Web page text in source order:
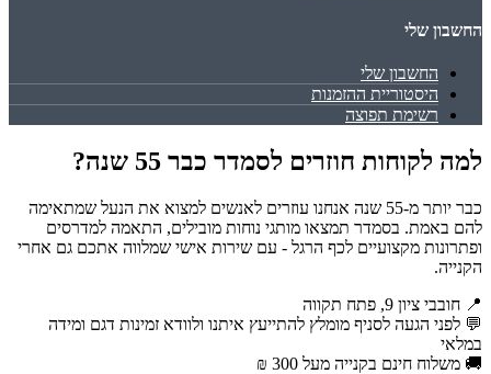
החשבון שלי
החשבון שלי
היסטוריית ההזמנות
רשימת תפוצה
למה לקוחות חוזרים לסמדר כבר 55 שנה?
כבר יותר מ-55 שנה אנחנו עוזרים לאנשים למצוא את הנעל שמתאימה
להם באמת. בסמדר תמצאו מותגי נוחות מובילים, התאמה למדרסים
ופתרונות מקצועיים לכף הרגל - עם שירות אישי שמלווה אתכם גם אחרי
הקנייה.
📍 חובבי ציון 9, פתח תקווה
💬 לפני הגעה לסניף מומלץ להתייעץ איתנו ולוודא זמינות דגם ומידה
במלאי
🚚 משלוח חינם בקנייה מעל 300 ₪